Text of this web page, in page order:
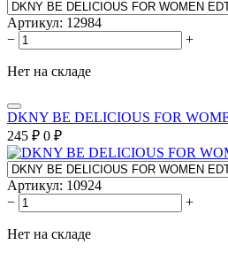
Артикул: 12984
−
+
Нет на складе
DKNY BE DELICIOUS FOR
245 ₽ 0 ₽
Артикул: 10924
−
+
Нет на складе